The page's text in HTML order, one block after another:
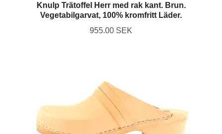
Knulp Trätoffel Herr med rak kant. Brun.
Vegetabilgarvat, 100% kromfritt Läder.
955.00 SEK